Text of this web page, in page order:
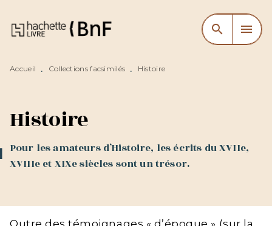
MENU RECHERCHE
CONTENU
search menu
Accueil • Collections facsimilés • Histoire
Histoire
Pour les amateurs d’Histoire, les écrits du XVIIe,
XVIIIe et XIXe siècles sont un trésor.